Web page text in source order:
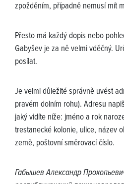
zpožděním, případně nemusí mít
Přesto má každý dopis nebo
Gabyšev je za ně velmi vděčný.
posílat.
Je velmi důležité správně uvést
pravém dolním rohu). Adresu
jaký vidíte níže: jméno a rok
trestanecké kolonie, ulice, název
země, poštovní směrovací číslo.
Габышев Александр